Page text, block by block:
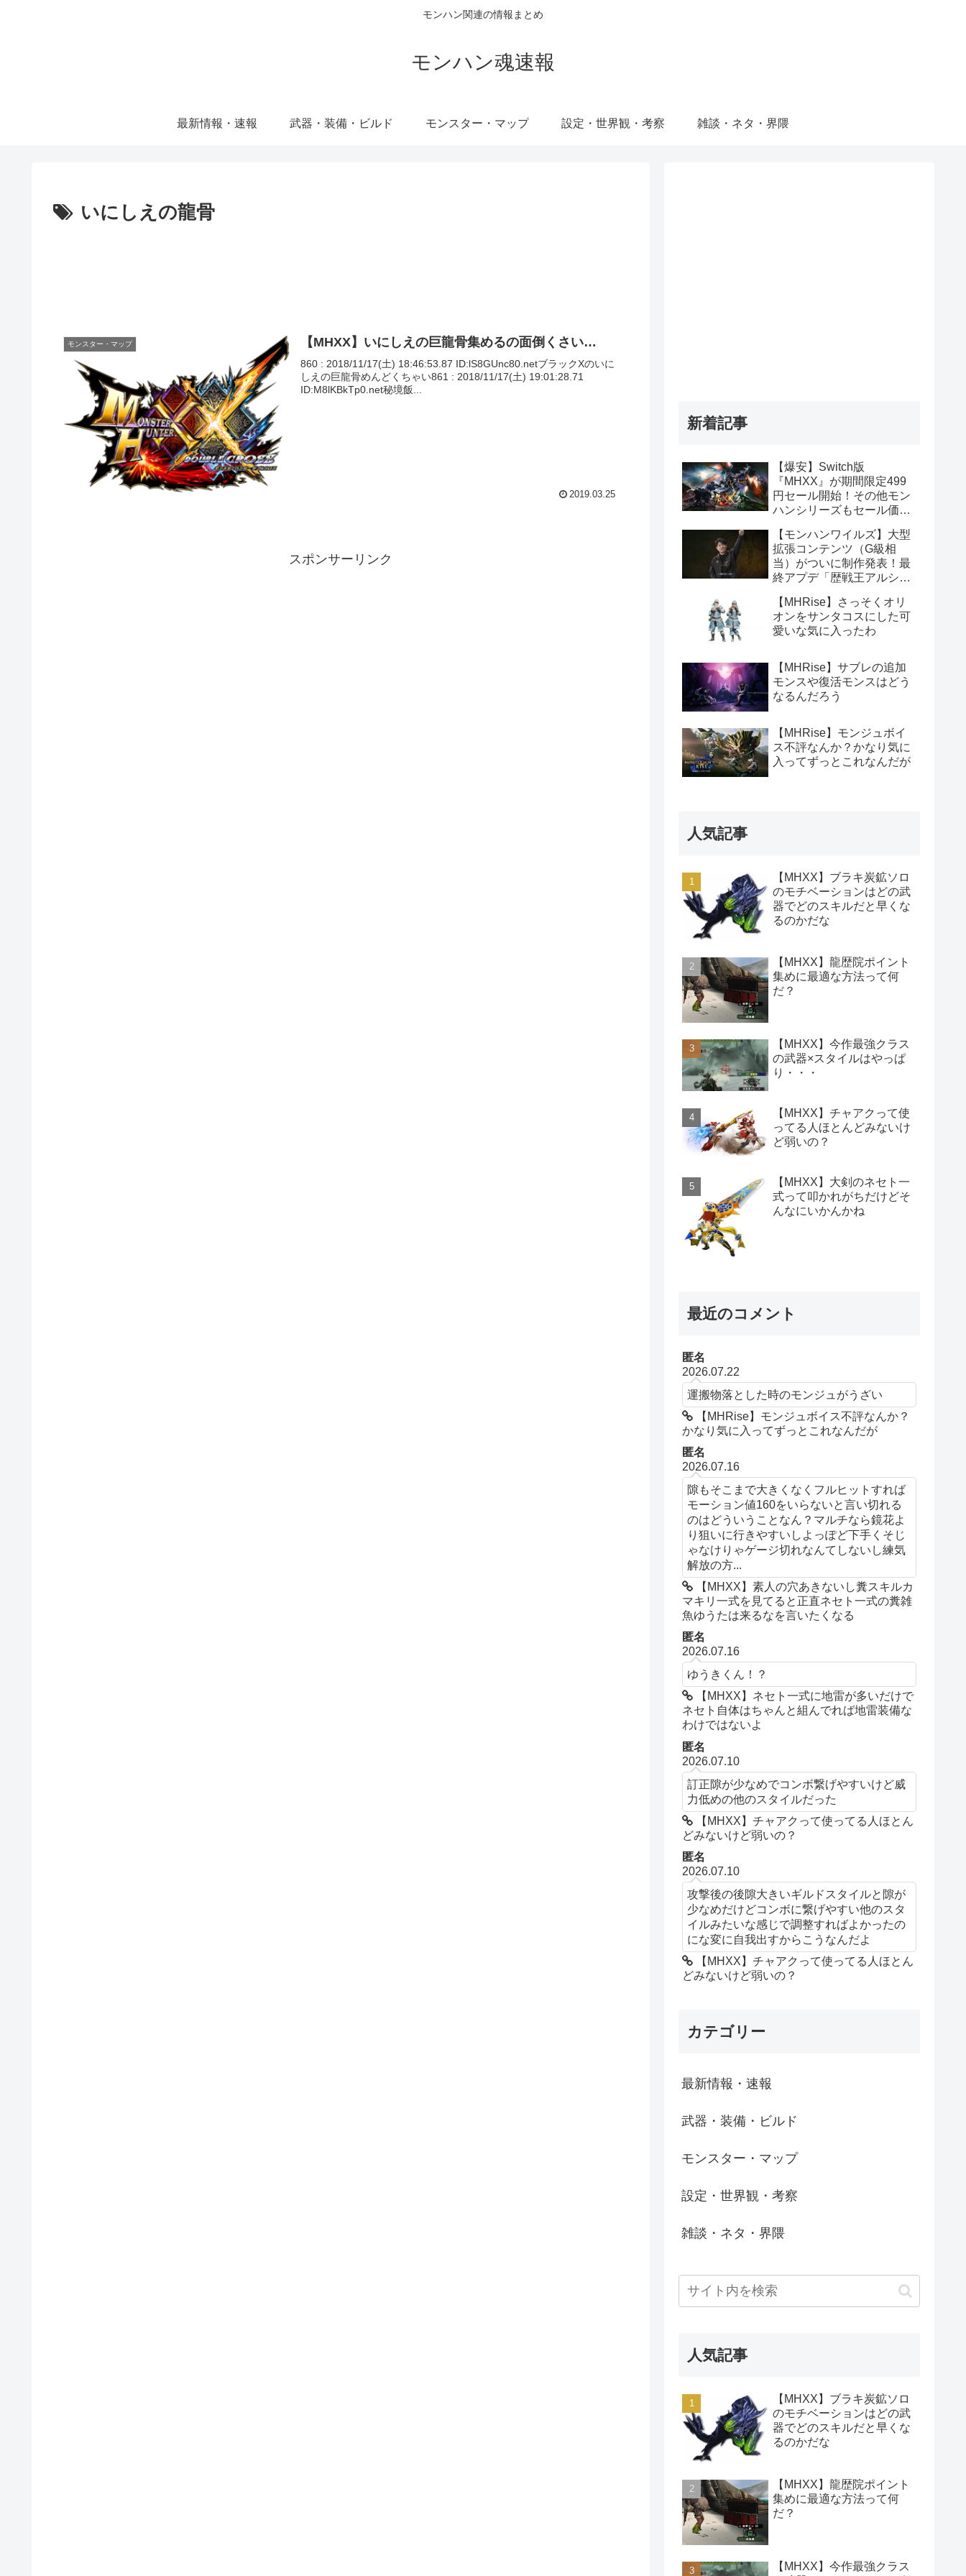
モンハン関連の情報まとめ
モンハン魂速報
最新情報・速報 武器・装備・ビルド モンスター・マップ 設定・世界観・考察 雑談・ネタ・界隈
いにしえの龍骨
モンスター・マップ 【MHXX】いにしえの巨龍骨集めるの面倒くさい…
860 : 2018/11/17(土) 18:46:53.87 ID:lS8GUnc80.netブラックXのいに
しえの巨龍骨めんどくちゃい861 : 2018/11/17(土) 19:01:28.71
ID:M8lKBkTp0.net秘境飯...
2019.03.25
スポンサーリンク
新着記事
【爆安】Switch版
『MHXX』が期間限定499
円セール開始！その他モン
ハンシリーズもセール価格
【モンハンワイルズ】大型
拡張コンテンツ（G級相
当）がついに制作発表！最
終アプデ「歴戦王アルシュ
ント情報まとめ
【MHRise】さっそくオリ
オンをサンタコスにした可
愛いな気に入ったわ
【MHRise】サブレの追加
モンスや復活モンスはどう
なるんだろう
【MHRise】モンジュボイ
ス不評なんか？かなり気に
入ってずっとこれなんだが
人気記事
【MHXX】ブラキ炭鉱ソロ
のモチベーションはどの武
器でどのスキルだと早くな
るのかだな
【MHXX】龍歴院ポイント
集めに最適な方法って何
だ？
【MHXX】今作最強クラス
の武器×スタイルはやっぱ
り・・・
【MHXX】チャアクって使
ってる人ほとんどみないけ
ど弱いの？
【MHXX】大剣のネセト一
式って叩かれがちだけどそ
んなにいかんかね
最近のコメント
匿名
2026.07.22
運搬物落とした時のモンジュがうざい
【MHRise】モンジュボイス不評なんか？
かなり気に入ってずっとこれなんだが
匿名
2026.07.16
隙もそこまで大きくなくフルヒットすれば
モーション値160をいらないと言い切れる
のはどういうことなん？マルチなら鏡花よ
り狙いに行きやすいしよっぽど下手くそじ
ゃなけりゃゲージ切れなんてしないし練気
解放の方...
【MHXX】素人の穴あきないし糞スキルカ
マキリ一式を見てると正直ネセト一式の糞雑
魚ゆうたは来るなを言いたくなる
匿名
2026.07.16
ゆうきくん！？
【MHXX】ネセト一式に地雷が多いだけで
ネセト自体はちゃんと組んでれば地雷装備な
わけではないよ
匿名
2026.07.10
訂正隙が少なめでコンボ繋げやすいけど威
力低めの他のスタイルだった
【MHXX】チャアクって使ってる人ほとん
どみないけど弱いの？
匿名
2026.07.10
攻撃後の後隙大きいギルドスタイルと隙が
少なめだけどコンボに繋げやすい他のスタ
イルみたいな感じで調整すればよかったの
にな変に自我出すからこうなんだよ
【MHXX】チャアクって使ってる人ほとん
どみないけど弱いの？
カテゴリー
最新情報・速報
武器・装備・ビルド
モンスター・マップ
設定・世界観・考察
雑談・ネタ・界隈
人気記事
【MHXX】ブラキ炭鉱ソロ
のモチベーションはどの武
器でどのスキルだと早くな
るのかだな
【MHXX】龍歴院ポイント
集めに最適な方法って何
だ？
【MHXX】今作最強クラス